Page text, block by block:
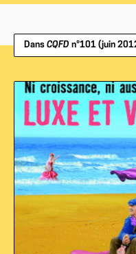
Dans CQFD n°101 (juin